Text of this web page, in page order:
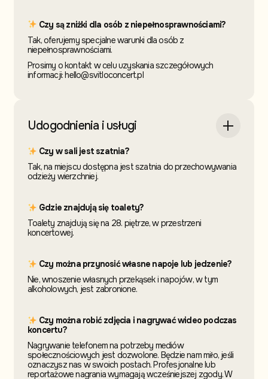
Czy są zniżki dla osób z niepełnosprawnościami?
Tak, oferujemy specjalne warunki dla osób z
niepełnosprawnościami.
Prosimy o kontakt w celu uzyskania szczegółowych
informacji: hello@svitloconcert.pl
Udogodnienia i usługi
Czy w sali jest szatnia?
Tak, na miejscu dostępna jest szatnia do przechowywania
odzieży wierzchniej.
Gdzie znajdują się toalety?
Toalety znajdują się na 28. piętrze, w przestrzeni
koncertowej.
Czy można przynosić własne napoje lub jedzenie?
Nie, wnoszenie własnych przekąsek i napojów, w tym
alkoholowych, jest zabronione.
Czy można robić zdjęcia i nagrywać wideo podczas
koncertu?
Nagrywanie telefonem na potrzeby mediów
społecznościowych jest dozwolone. Będzie nam miło, jeśli
oznaczysz nas w swoich postach. Profesjonalne lub
reportażowe nagrania wymagają wcześniejszej zgody. W